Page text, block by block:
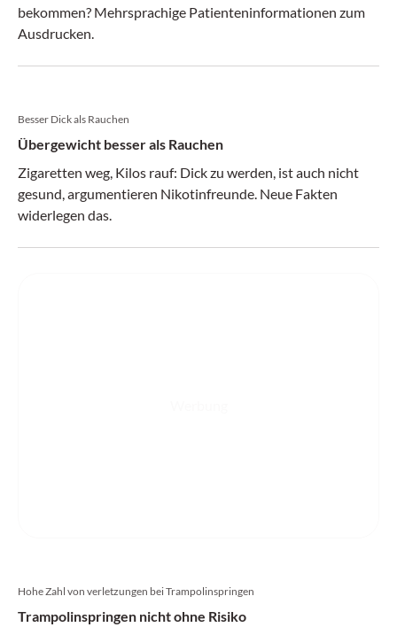
bekommen? Mehrsprachige Patienteninformationen zum
Ausdrucken.
Besser Dick als Rauchen
Übergewicht besser als Rauchen
Zigaretten weg, Kilos rauf: Dick zu werden, ist auch nicht
gesund, argumentieren Nikotinfreunde. Neue Fakten
widerlegen das.
Hohe Zahl von verletzungen bei Trampolinspringen
Trampolinspringen nicht ohne Risiko